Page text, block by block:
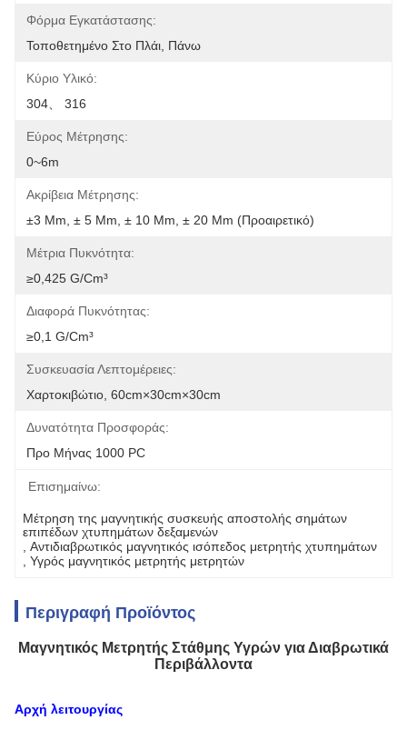
Φόρμα Εγκατάστασης:
Τοποθετημένο Στο Πλάι, Πάνω
Κύριο Υλικό:
304、 316
Εύρος Μέτρησης:
0~6m
Ακρίβεια Μέτρησης:
±3 Mm, ± 5 Mm, ± 10 Mm, ± 20 Mm (προαιρετικό)
Μέτρια Πυκνότητα:
≥0,425 G/cm³
Διαφορά Πυκνότητας:
≥0,1 G/cm³
Συσκευασία Λεπτομέρειες:
Χαρτοκιβώτιο, 60cm×30cm×30cm
Δυνατότητα Προσφοράς:
Προ Μήνας 1000 PC
Επισημαίνω:
Μέτρηση της μαγνητικής συσκευής αποστολής σημάτων
επιπέδων χτυπημάτων δεξαμενών
Αντιδιαβρωτικός μαγνητικός ισόπεδος μετρητής χτυπημάτων
Υγρός μαγνητικός μετρητής μετρητών
Περιγραφή Προϊόντος
Μαγνητικός Μετρητής Στάθμης Υγρών για Διαβρωτικά
Περιβάλλοντα
Αρχή λειτουργίας